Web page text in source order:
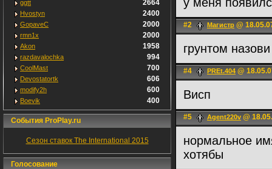
ggtt 2664
Hvostyn 2400
GopaveC 2000
rmn1x 2000
Akon 1958
razdavalochka 994
CoolMast 700
Devostatortk 606
modify2h 600
Boevik 400
События ProPlay.ru
Сезон ставок The International 2015
Голосование
#2 Магистр @
грунтом назови
#4 PREt.404 @
Висп
#5 Agent220v @
нормальное
хотябы